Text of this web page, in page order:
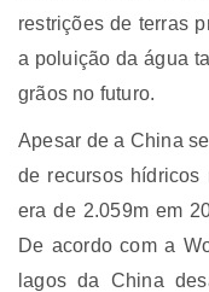
restrições de terras
a poluição da água
grãos no futuro.
Apesar de a China
de recursos hídricos
era de 2.059m em
De acordo com a
lagos da China